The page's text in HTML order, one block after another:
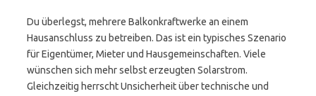
Du überlegst, mehrere Balkonkraftwerke an einem
Hausanschluss zu betreiben. Das ist ein typisches Szenario
für Eigentümer, Mieter und Hausgemeinschaften. Viele
wünschen sich mehr selbst erzeugten Solarstrom.
Gleichzeitig herrscht Unsicherheit über technische und